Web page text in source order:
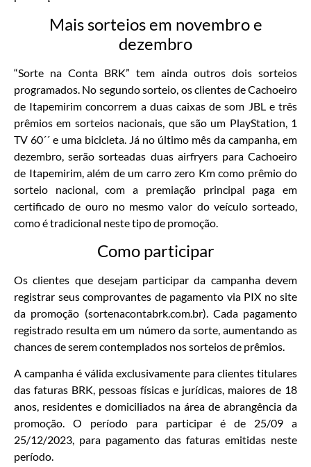
Mais sorteios em novembro e
dezembro
“Sorte na Conta BRK” tem ainda outros dois sorteios
programados. No segundo sorteio, os clientes de Cachoeiro
de Itapemirim concorrem a duas caixas de som JBL e três
prêmios em sorteios nacionais, que são um PlayStation, 1
TV 60´´ e uma bicicleta. Já no último mês da campanha, em
dezembro, serão sorteadas duas airfryers para Cachoeiro
de Itapemirim, além de um carro zero Km como prêmio do
sorteio nacional, com a premiação principal paga em
certificado de ouro no mesmo valor do veículo sorteado,
como é tradicional neste tipo de promoção.
Como participar
Os clientes que desejam participar da campanha devem
registrar seus comprovantes de pagamento via PIX no site
da promoção (sortenacontabrk.com.br). Cada pagamento
registrado resulta em um número da sorte, aumentando as
chances de serem contemplados nos sorteios de prêmios.
A campanha é válida exclusivamente para clientes titulares
das faturas BRK, pessoas físicas e jurídicas, maiores de 18
anos, residentes e domiciliados na área de abrangência da
promoção. O período para participar é de 25/09 a
25/12/2023, para pagamento das faturas emitidas neste
período.